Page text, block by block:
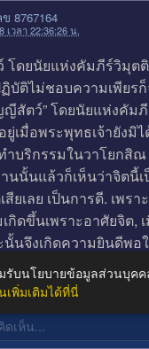
8767164
เวลา 22:36:26 น.
ดยนัยแห่งคัมภีร์วิมุต
บัติไม่ชอบความเพียร
สัตว์” โดยนัยแห่งคัม
ยู่เมื่อพระพุทธเจ้ายังมิ
ำบริกรรมในวาโยกสิ
นนั้นแล้วก็เห็นว่าจิตนี้
ยเลย เป็นการดี. เพร
กิดขึ้นเพราะอาศัยจิต,
นั้นจึงเกิดความยินดีพอ
สัญญีภพ. ผู้ใดตั้งอยู่ใน
อิริยาบถนั้นสถิตอยู่ตลอ
ยืน ตลอดกาลยาวนา
ดเห็น...
รับนโยบายข้อมูลส่วนบุคค
เพิ่มเติมได้ที่นี่